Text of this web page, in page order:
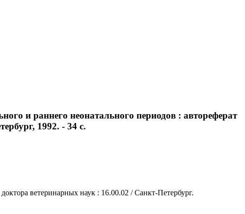
и раннего неонатального периодов : автореферат
1992. - 34 с.
ветеринарных наук : 16.00.02 / Санкт-Петербург.